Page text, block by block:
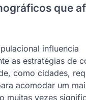
que
influencia
as estratégias de
como cidades,
acomodar um
muitas vezes